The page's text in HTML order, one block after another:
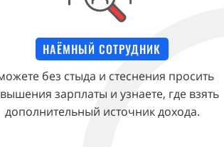
НАЁМНЫЙ СОТРУДНИК
без стыда и стеснения просить
зарплаты и узнаете, где взять
дополнительный источник дохода.